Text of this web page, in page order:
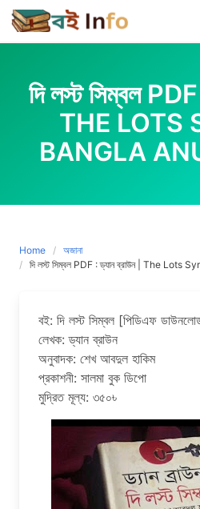
Skip
to
content
দি লস্ট সিম্বল PDF
THE LOTS
BANGLA
Home
অজানা
দি লস্ট সিম্বল PDF : ড্যান ব্রাউন | The
বই: দি লস্ট সিম্বল [পিডিএফ
লেখক: ড্যান ব্রাউন
অনুবাদক: শেখ আবদুল হাকিম
প্রকাশনী: সালমা বুক ডিপো
মুদ্রিত মূল্য: ৩৫০৳